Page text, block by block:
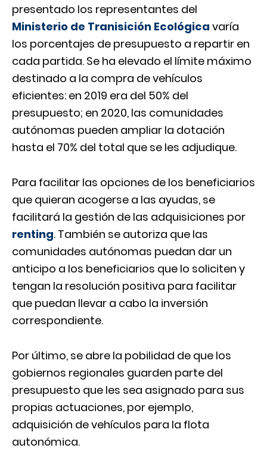
presentado los representantes del
Ministerio de Tranisición Ecológica varía
los porcentajes de presupuesto a repartir en
cada partida. Se ha elevado el límite máximo
destinado a la compra de vehículos
eficientes: en 2019 era del 50% del
presupuesto; en 2020, las comunidades
autónomas pueden ampliar la dotación
hasta el 70% del total que se les adjudique.
Para facilitar las opciones de los beneficiarios
que quieran acogerse a las ayudas, se
facilitará la gestión de las adquisiciones por
renting. También se autoriza que las
comunidades autónomas puedan dar un
anticipo a los beneficiarios que lo soliciten y
tengan la resolución positiva para facilitar
que puedan llevar a cabo la inversión
correspondiente.
Por último, se abre la pobilidad de que los
gobiernos regionales guarden parte del
presupuesto que les sea asignado para sus
propias actuaciones, por ejemplo,
adquisición de vehículos para la flota
autonómica.